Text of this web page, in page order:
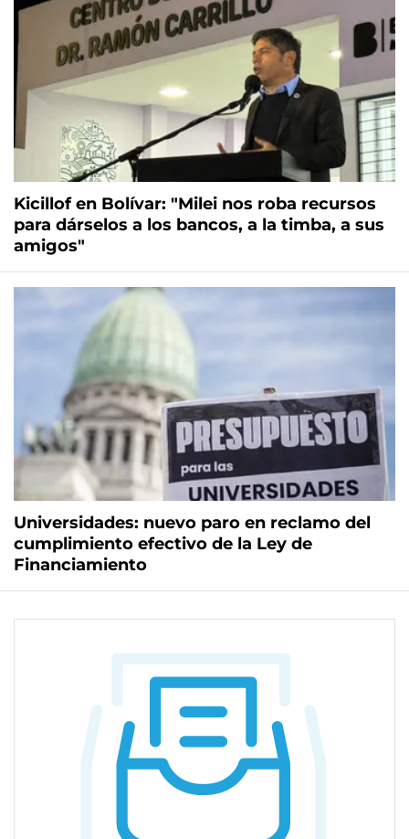
Kicillof en Bolívar: "Milei nos roba recursos
para dárselos a los bancos, a la timba, a sus
amigos"
Universidades: nuevo paro en reclamo del
cumplimiento efectivo de la Ley de
Financiamiento